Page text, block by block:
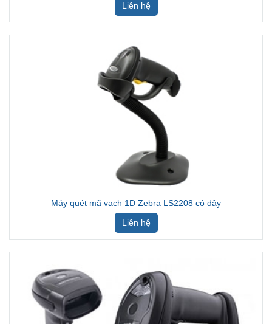
Liên hệ
Máy quét mã vạch 1D Zebra LS2208 có dây
Liên hệ